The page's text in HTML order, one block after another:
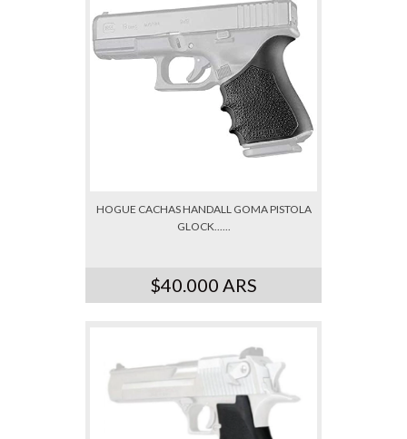
HOGUE CACHAS HANDALL GOMA PISTOLA
GLOCK......
$40.000 ARS